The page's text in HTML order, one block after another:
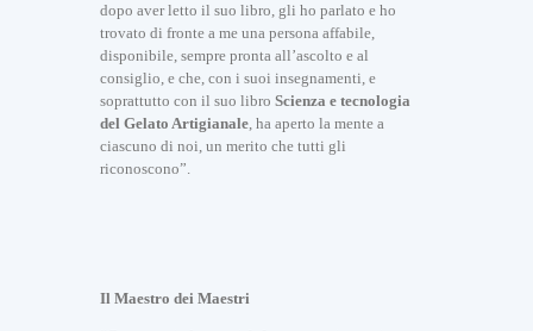
dopo aver letto il suo libro, gli ho parlato e ho
trovato di fronte a me una persona affabile,
disponibile, sempre pronta all’ascolto e al
consiglio, e che, con i suoi insegnamenti, e
soprattutto con il suo libro Scienza e tecnologia
del Gelato Artigianale, ha aperto la mente a
ciascuno di noi, un merito che tutti gli
riconoscono”.
Il Maestro dei Maestri